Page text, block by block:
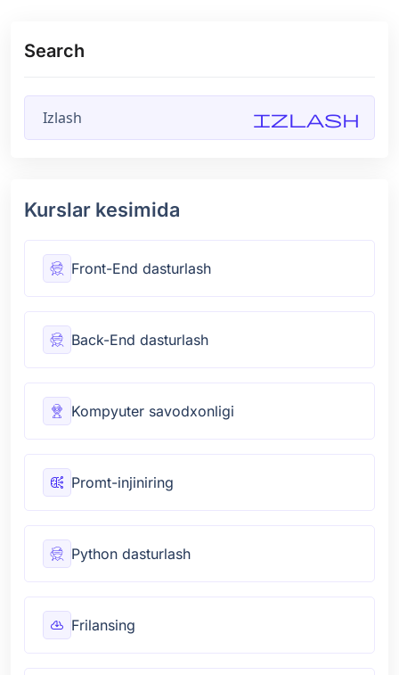
Search
Izlash
Kurslar kesimida
Front-End dasturlash
Back-End dasturlash
Kompyuter savodxonligi
Promt-injiniring
Python dasturlash
Frilansing